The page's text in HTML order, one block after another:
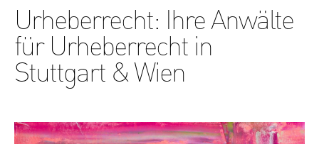
Urheberrecht: Ihre Anwälte
für Urheberrecht in
Stuttgart & Wien